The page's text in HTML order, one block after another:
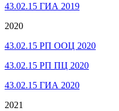
43.02.15 ГИА 2019
2020
43.02.15 РП ООЦ 2020
43.02.15 РП ПЦ 2020
43.02.15 ГИА 2020
2021